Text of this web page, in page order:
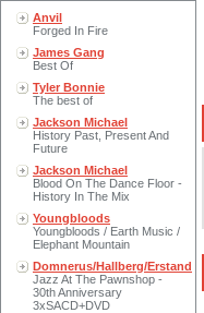
Anvil
Forged In Fire
James Gang
Best Of
Tyler Bonnie
The best of
Jackson Michael
History Past, Present And
Future
Jackson Michael
Blood On The Dance Floor -
History In The Mix
Youngbloods
Youngbloods / Earth Music /
Elephant Mountain
Domnerus/Hallberg/Erstand
Jazz At The Pawnshop -
30th Anniversary
3xSACD+DVD